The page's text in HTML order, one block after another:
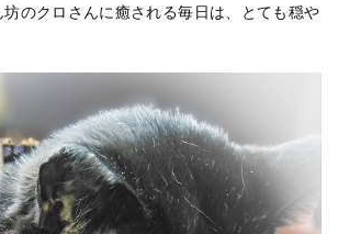
のクロさんに癒される毎日は、とても穏や